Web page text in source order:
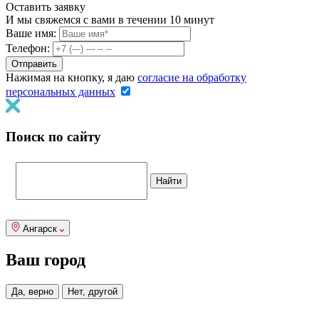
Оставить заявку
И мы свяжемся с вами в течении 10 минут
Ваше имя:
Телефон:
Нажимая на кнопку, я даю согласие на обработку
персональных данных
Поиск по сайту
Ангарск
Ваш город
Да, верно Нет, другой